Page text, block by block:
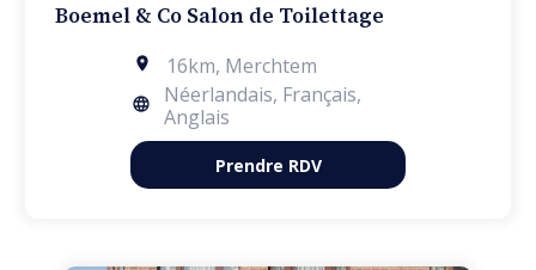
Boemel & Co Salon de Toilettage
16km, Merchtem
Néerlandais, Français,
Anglais
Prendre RDV